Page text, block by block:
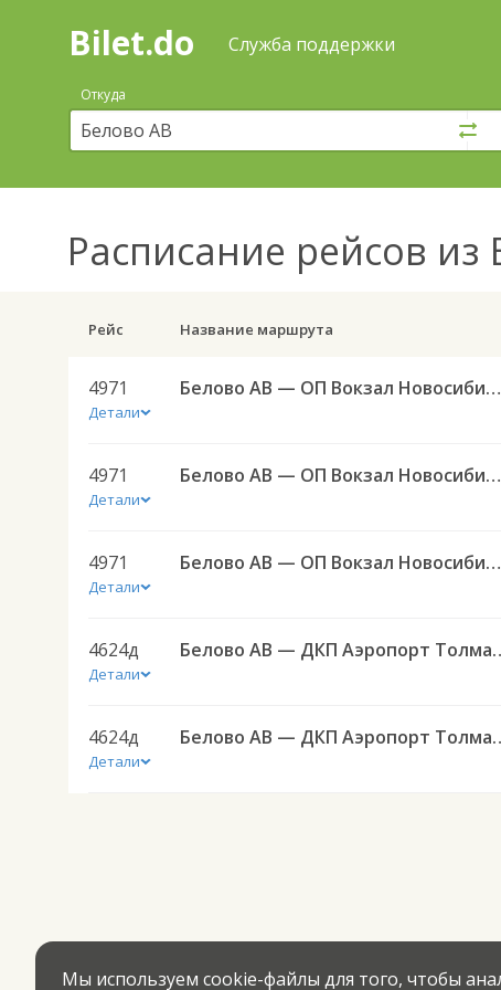
Поиск
покупка
билетов
автобус
онлайн
Bilet.do Служба поддержки
Откуда
Расписание рейсов из
Рейс Название маршрута
4971
Детали
Белово АВ — ОП Вокзал Новосибирск-Главный 4971
4971
Детали
Белово АВ — ОП Вокзал Новосибирск-Главный 4971
4971
Детали
Белово АВ — ОП Вокзал Новосибирск-Главный 4971
4624д
Детали
Белово АВ — ДКП
4624д
Детали
Белово АВ — ДКП
Мы используем cookie-файлы для того, чтобы